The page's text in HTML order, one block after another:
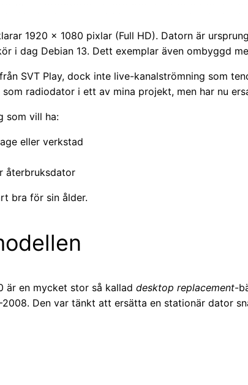
1920 × 1080 pixlar (Full HD). Datorn är
i dag Debian 13. Dett exemplar även ombyggd
SVT Play, dock inte live-kanalströmning som
som radiodator i ett av mina projekt, men har nu
som vill ha:
eller verkstad
återbruksdator
bra för sin ålder.
är en mycket stor så kallad desktop replacement-
Den var tänkt att ersätta en stationär dator